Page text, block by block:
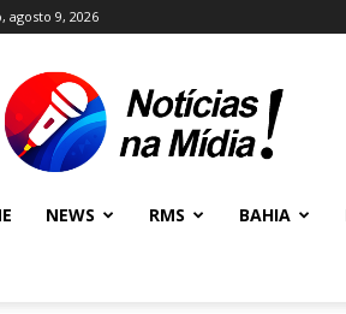
agosto 9, 2026
NOTÍCIAS
NA
MÍDIA
NEWS
NEWS RMS BAHIA